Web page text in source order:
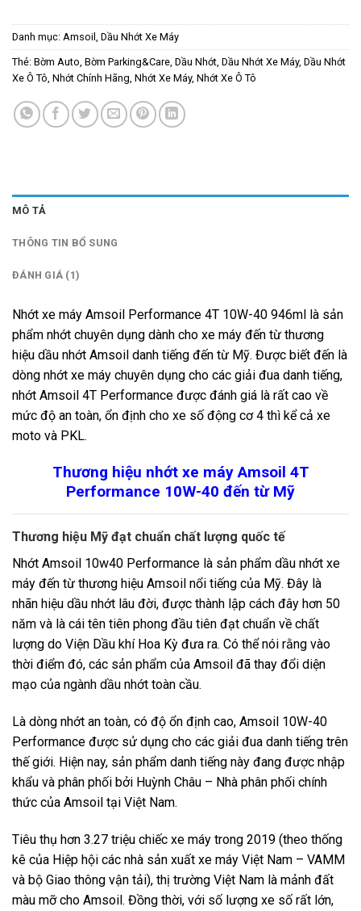
Danh mục: Amsoil , Dầu Nhớt Xe Máy
Thẻ: Bờm Auto, Bờm Parking&Care, Dầu Nhớt, Dầu Nhớt Xe Máy, Dầu Nhớt
Xe Ô Tô, Nhớt Chính Hãng, Nhớt Xe Máy, Nhớt Xe Ô Tô
MÔ TẢ
THÔNG TIN BỔ SUNG
ĐÁNH GIÁ (1)
Nhớt xe máy Amsoil Performance 4T 10W-40 946ml là sản
phẩm nhớt chuyên dụng dành cho xe máy đến từ thương
hiệu dầu nhớt Amsoil danh tiếng đến từ Mỹ. Được biết đến là
dòng nhớt xe máy chuyên dụng cho các giải đua danh tiếng,
nhớt Amsoil 4T Performance được đánh giá là rất cao về
mức độ an toàn, ổn định cho xe số động cơ 4 thì kể cả xe
moto và PKL.
Thương hiệu nhớt xe máy Amsoil 4T
Performance 10W-40 đến từ Mỹ
Thương hiệu Mỹ đạt chuẩn chất lượng quốc tế
Nhớt Amsoil 10w40 Performance là sản phẩm dầu nhớt xe
máy đến từ thương hiệu Amsoil nổi tiếng của Mỹ. Đây là
nhãn hiệu dầu nhớt lâu đời, được thành lập cách đây hơn 50
năm và là cái tên tiên phong đầu tiên đạt chuẩn về chất
lượng do Viện Dầu khí Hoa Kỳ đưa ra. Có thể nói rằng vào
thời điểm đó, các sản phẩm của Amsoil đã thay đổi diện
mạo của ngành dầu nhớt toàn cầu.
Là dòng nhớt an toàn, có độ ổn định cao, Amsoil 10W-40
Performance được sử dụng cho các giải đua danh tiếng trên
thế giới. Hiện nay, sản phẩm danh tiếng này đang được nhập
khẩu và phân phối bởi Huỳnh Châu – Nhà phân phối chính
thức của Amsoil tại Việt Nam.
Tiêu thụ hơn 3.27 triệu chiếc xe máy trong 2019 (theo thống
kê của Hiệp hội các nhà sản xuất xe máy Việt Nam – VAMM
và bộ Giao thông vận tải), thị trường Việt Nam là mảnh đất
màu mỡ cho Amsoil. Đồng thời, với số lượng xe số rất lớn,